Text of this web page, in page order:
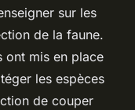
sur les
de la faune.
ont mis en place
les espèces
de couper